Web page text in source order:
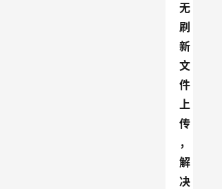
无
刷
新
文
件
上
传
，
解
决